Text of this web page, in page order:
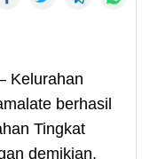
Kelurahan
berhasil
Tingkat
demikian,